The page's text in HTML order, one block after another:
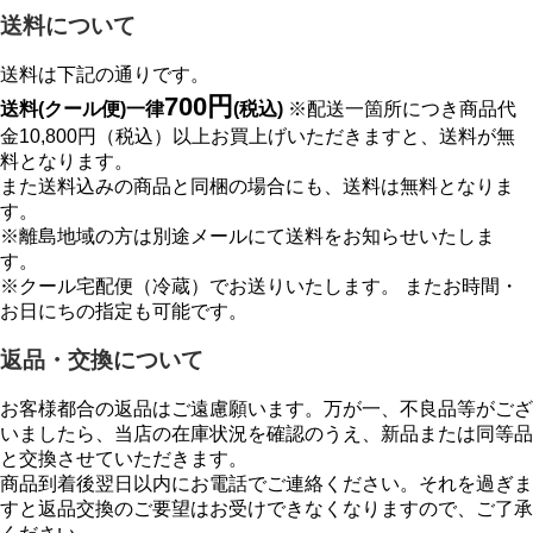
送料について
送料は下記の通りです。
送料(クール便)一律700円 (税込) ※配送一箇所につき商品代
金10,800円（税込）以上お買上げいただきますと、送料が無
料となります。
また送料込みの商品と同梱の場合にも、送料は無料となりま
す。
※離島地域の方は別途メールにて送料をお知らせいたしま
す。
※クール宅配便（冷蔵）でお送りいたします。 またお時間・
お日にちの指定も可能です。
返品・交換について
お客様都合の返品はご遠慮願います。万が一、不良品等がござ
いましたら、当店の在庫状況を確認のうえ、新品または同等品
と交換させていただきます。
商品到着後翌日以内にお電話でご連絡ください。それを過ぎま
すと返品交換のご要望はお受けできなくなりますので、ご了承